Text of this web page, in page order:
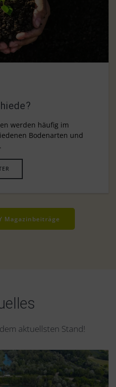
werden häufig im
Bodenarten und
Magazinbeiträge
aktuellsten Stand!